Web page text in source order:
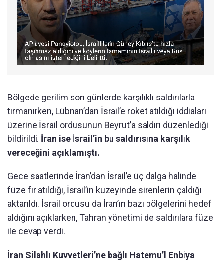
Bölgede gerilim son günlerde karşılıklı saldırılarla
tırmanırken, Lübnan’dan İsrail’e roket atıldığı iddiaları
üzerine İsrail ordusunun Beyrut’a saldırı düzenlediği
bildirildi. İran ise İsrail’in bu saldırısına karşılık
vereceğini açıklamıştı.
Gece saatlerinde İran’dan İsrail’e üç dalga halinde
füze fırlatıldığı, İsrail’in kuzeyinde sirenlerin çaldığı
aktarıldı. İsrail ordusu da İran’ın bazı bölgelerini hedef
aldığını açıklarken, Tahran yönetimi de saldırılara füze
ile cevap verdi.
İran Silahlı Kuvvetleri’ne bağlı Hatemu’l Enbiya